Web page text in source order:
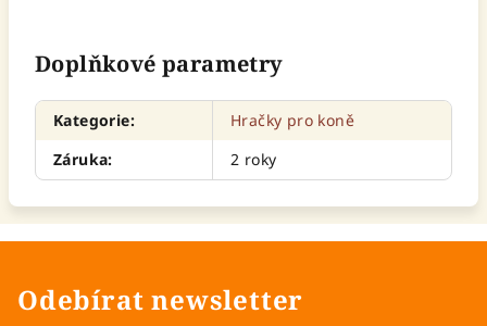
Doplňkové parametry
Kategorie:
Hračky pro koně
Záruka: 2 roky
Odebírat newsletter